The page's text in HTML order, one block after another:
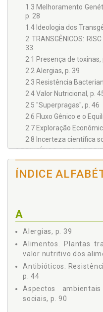
1.3 Melhoramento
p. 28
1.4 Ideologia dos
2 TRANSGÊNICOS:
33
2.1 Presença de toxinas,
2.2 Alergias, p. 39
2.3 Resistência
2.4 Valor Nutricional, p.
2.5 "Superpragas", p. 46
2.6 Fluxo Gênico e o
2.7 Exploração
2.8 Incerteza científica
3 PRINCÍPIOS GERAIS DE
3.1 Princípio do Direito à
3.2 Princípio do Acesso
3.6 Princípio da
3.7 Princípio da
3.8 Princípio da
3.9 Princípio da
4 PONTOS DE
AMBIENTAL, p. 77
4.1 Plantas
ÍNDICE
A
Alergias, p. 39
Alimentos. Plantas
valor nutritivo dos
Antibióticos.
p. 44
Aspectos
sociais, p. 90